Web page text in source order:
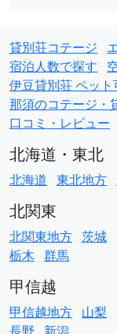
貸別荘コテージ
宿泊人数で探す
伊豆貸別荘 ペット
那須のコテージ・
口コミ・レビュー
北海道・東北
北海道 東北地方
北関東
北関東地方 茨城
栃木 群馬
甲信越
甲信越地方 山梨